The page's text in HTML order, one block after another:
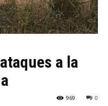
a la
0
969